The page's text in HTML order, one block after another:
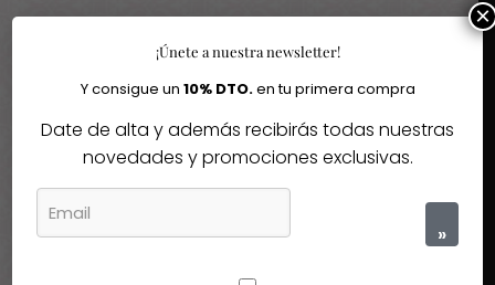
Agotado
¡Únete a nuestra newsletter!
Y consigue un 10% DTO.en tu primera compra
Date de alta y además recibirás todas nuestras
novedades y promociones exclusivas.
»
×